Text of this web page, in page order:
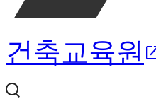
건축교육원